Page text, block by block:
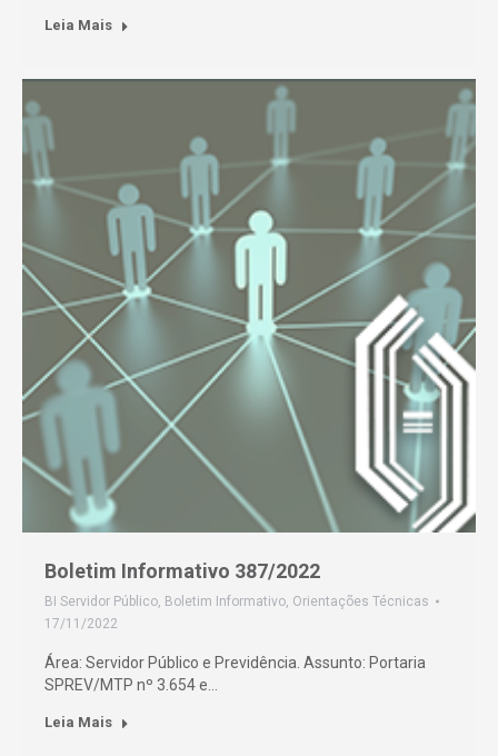
Leia Mais
Boletim Informativo 387/2022
BI Servidor Público, Boletim Informativo, Orientações Técnicas
17/11/2022
Área: Servidor Público e Previdência. Assunto: Portaria
SPREV/MTP nº 3.654 e…
Leia Mais